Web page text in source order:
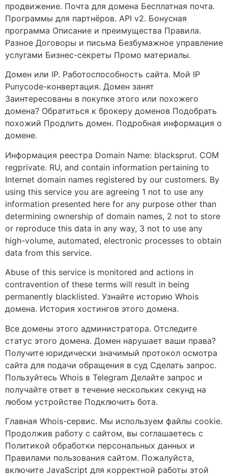
продвижение. Почта для домена Бесплатная почта.
Программы для партнёров. API v2. Бонусная
программа Описание и преимущества Правила.
Разное Договоры и письма Безбумажное управление
услугами Бизнес-секреты Промо материалы.
Домен или IP. Работоспособность сайта. Мой IP
Punycode-конвертация. Домен занят
Заинтересованы в покупке этого или похожего
домена? Обратиться к брокеру доменов Подобрать
похожий Продлить домен. Подробная информация о
домене.
Информация реестра Domain Name: blacksprut. COM
regprivate. RU, and contain information pertaining to
Internet domain names registered by our customers. By
using this service you are agreeing 1 not to use any
information presented here for any purpose other than
determining ownership of domain names, 2 not to store
or reproduce this data in any way, 3 not to use any
high-volume, automated, electronic processes to obtain
data from this service.
Abuse of this service is monitored and actions in
contravention of these terms will result in being
permanently blacklisted. Узнайте историю Whois
домена. История хостингов этого домена.
Все домены этого администратора. Отследите
статус этого домена. Домен нарушает ваши права?
Получите юридически значимый протокол осмотра
сайта для подачи обращения в суд Сделать запрос.
Пользуйтесь Whois в Telegram Делайте запрос и
получайте ответ в течение нескольких секунд на
любом устройстве Подключить бота.
Главная Whois-сервис. Мы используем файлы cookie.
Продолжив работу с сайтом, вы соглашаетесь с
Политикой обработки персональных данных и
Правилами пользования сайтом. Пожалуйста,
включите JavaScript для корректной работы этой